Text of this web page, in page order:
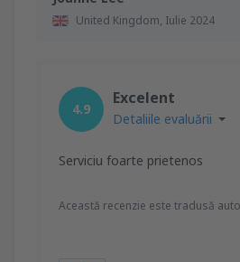
United Kingdom, Iulie 2024
4.9
Excelent
Detaliile evaluării
Serviciu foarte prietenos
Această recenzie este tradusă